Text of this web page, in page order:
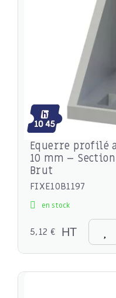
Equerre profilé
10 mm –
Brut
FIXE10B1197
en stock
5,12 € HT